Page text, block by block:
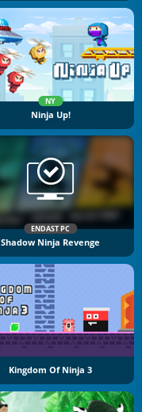
NY
Ninja Up!
ENDAST PC
Shadow Ninja Revenge
Kingdom Of Ninja 3